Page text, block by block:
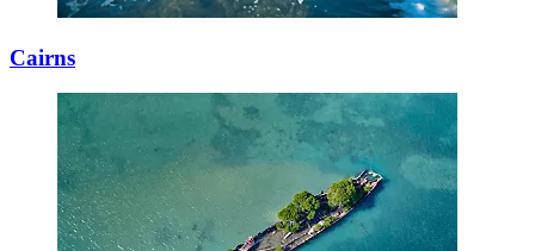
Cairns